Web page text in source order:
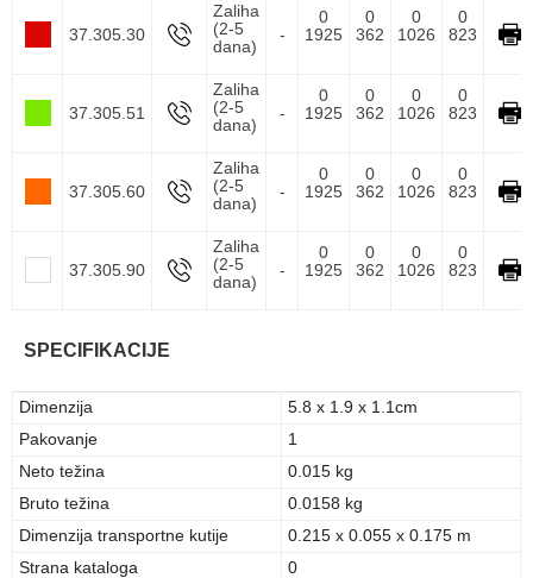
37.305.30
Zaliha
(2-5
dana)
-
0
1925
0
362
0
1026
0
823
37.305.51
Zaliha
(2-5
dana)
-
0
1925
0
362
0
1026
0
823
37.305.60
Zaliha
(2-5
dana)
-
0
1925
0
362
0
1026
0
823
37.305.90
Zaliha
(2-5
dana)
-
0
1925
0
362
0
1026
0
823
SPECIFIKACIJE
Dimenzija
5.8 x 1.9 x 1.1cm
Pakovanje
1
Neto težina
0.015 kg
Bruto težina
0.0158 kg
Dimenzija transportne kutije
0.215 x 0.055 x 0.175 m
Strana kataloga
0